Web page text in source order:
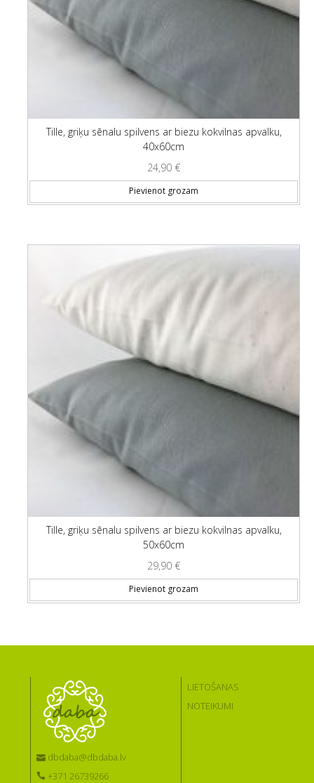
Tille, griķu sēnalu spilvens ar biezu kokvilnas apvalku,
40x60cm
24,90 €
Pievienot grozam
Tille, griķu sēnalu spilvens ar biezu kokvilnas apvalku,
50x60cm
29,90 €
Pievienot grozam
dbdaba@dbdaba.lv
+371 26739266
LIETOŠANAS
NOTEIKUMI